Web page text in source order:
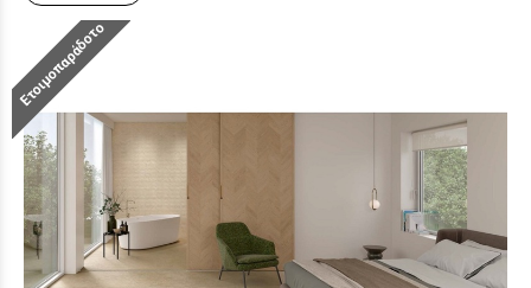
Ετοιμοπαράδοτο